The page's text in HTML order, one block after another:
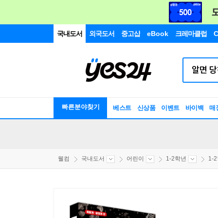
국내도서 외국도서 중고샵 eBook 크레마클럽
빠른분야찾기 베스트 신상품 이벤트 바이백 매
웰컴 국내도서 어린이 1-2학년 1-